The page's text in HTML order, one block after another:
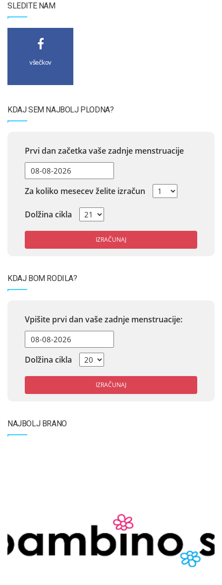
SLEDITE NAM
všečkov
KDAJ SEM NAJBOLJ PLODNA?
Prvi dan začetka vaše zadnje menstruacije
Za koliko mesecev želite izračun
Dolžina cikla
IZRAČUNAJ
KDAJ BOM RODILA?
Vpišite prvi dan vaše zadnje menstruacije:
Dolžina cikla
IZRAČUNAJ
NAJBOLJ BRANO